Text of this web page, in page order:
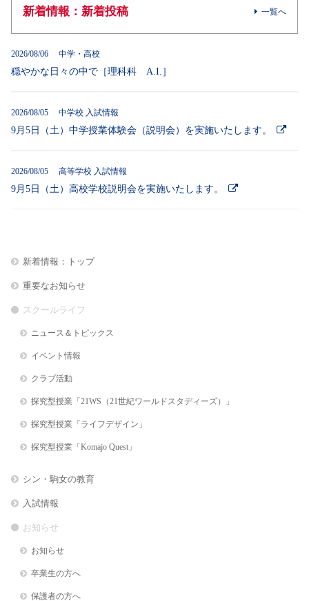
新着情報：新着投稿 一覧へ
2026/08/06 中学・高校
穏やかな日々の中で［理科科 A.I.］
2026/08/05 中学校 入試情報
9月5日（土）中学授業体験会（説明会）を実施いたします。
2026/08/05 高等学校 入試情報
9月5日（土）高校学校説明会を実施いたします。
新着情報：トップ
重要なお知らせ
スクールライフ
ニュース＆トピックス
イベント情報
クラブ活動
探究型授業「21WS（21世紀ワールドスタディーズ）」
探究型授業「ライフデザイン」
探究型授業「Komajo Quest」
シン・駒女の教育
入試情報
お知らせ
お知らせ
卒業生の方へ
保護者の方へ